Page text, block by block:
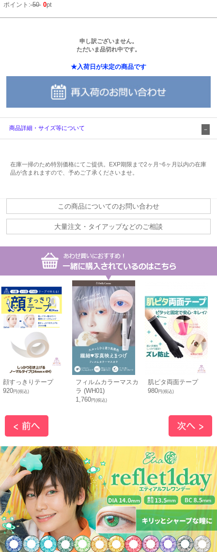
ポイント:50 0pt
申し訳ございません。
ただいま品切れ中です。
★入荷日が未定の商品です
商品詳細・サイズ等について
在庫一掃のため特別価格にてご提供。EXP期限まで2ヶ月~6ヶ月以内の在庫
品が含まれますので、予めご了承くださいませ。
この商品についてのお問い合わせ
大量注文・タイアップなどのご相談
顔すっきりテープ
920円(税込)
フィルムカラーマスカ
ラ (WH01)
1,760円(税込)
肌ピタ両面テープ
980円(税込)